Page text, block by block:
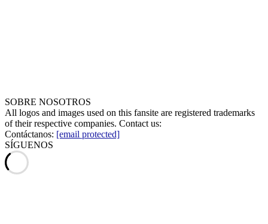
SOBRE NOSOTROS
All logos and images used on this fansite are registered trademarks
of their respective companies. Contact us:
Contáctanos: [email protected]
SÍGUENOS